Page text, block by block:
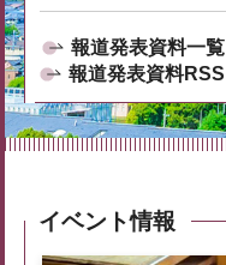
報道発表資料一覧
報道発表資料RSS
イベント情報